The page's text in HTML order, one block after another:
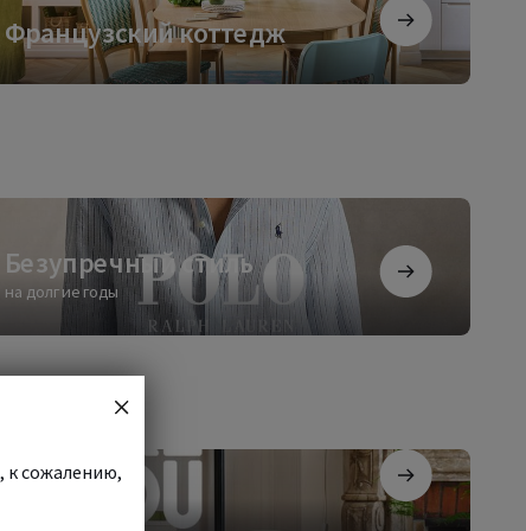
Французский коттедж
Безупречный стиль
на долгие годы
к сожалению,